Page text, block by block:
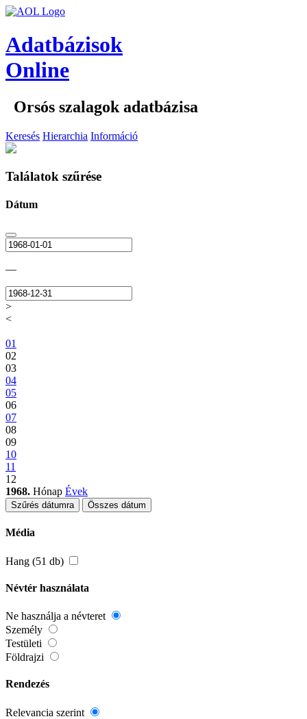
Adatbázisok
Online
Orsós szalagok adatbázisa
Keresés Hierarchia Információ
Találatok szűrése
Dátum
—
>
<
01
02
03
04
05
06
07
08
09
10
11
12
1968. Hónap Évek
Szűrés dátumra Összes dátum
Média
Hang (51 db)
Névtér használata
Ne használja a névteret
Személy
Testületi
Földrajzi
Rendezés
Relevancia szerint